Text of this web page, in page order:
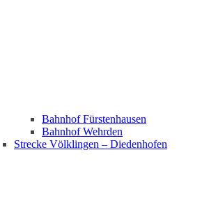
Bahnhof Fürstenhausen
Bahnhof Wehrden
Strecke Völklingen – Diedenhofen